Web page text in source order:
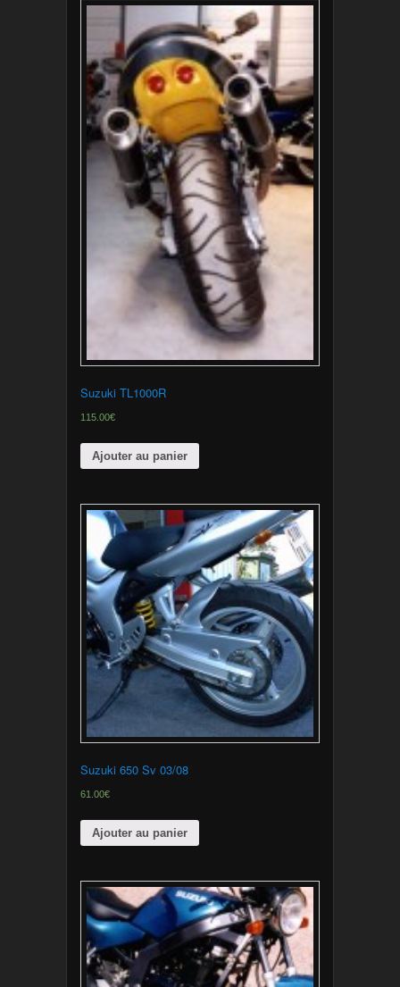
Suzuki TL1000R
115.00€
Ajouter au panier
Suzuki 650 Sv 03/08
61.00€
Ajouter au panier